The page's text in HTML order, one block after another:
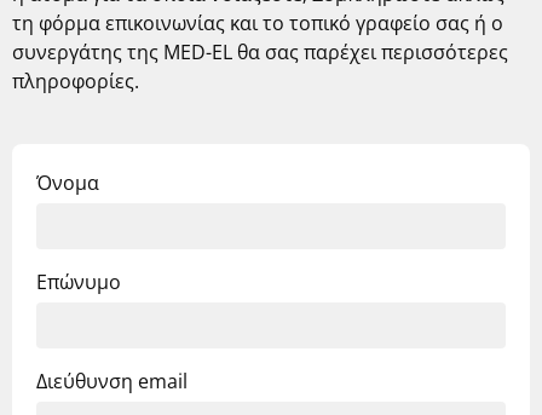
τη φόρμα επικοινωνίας και το τοπικό γραφείο σας ή ο
συνεργάτης της MED-EL θα σας παρέχει περισσότερες
πληροφορίες.
Όνομα
Επώνυμο
Διεύθυνση email